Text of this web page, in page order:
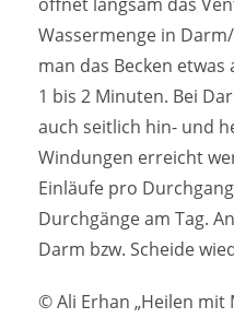
Wassermenge in
man das Becken
1 bis 2 Minuten. Bei
auch seitlich hin- und
Windungen erreicht
Einläufe pro
Durchgänge am Tag.
Darm bzw. Scheide
© Ali Erhan „Heilen mit